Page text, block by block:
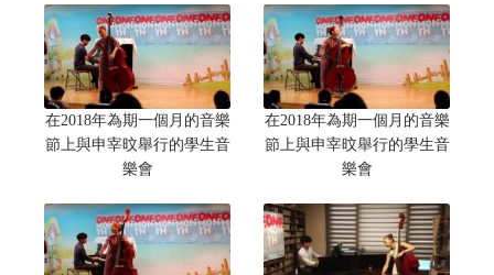
在2018年為期一個月的音樂
節上與申宰旼舉行的學生音
樂會
在2018年為期一個月的音樂
節上與申宰旼舉行的學生音
樂會